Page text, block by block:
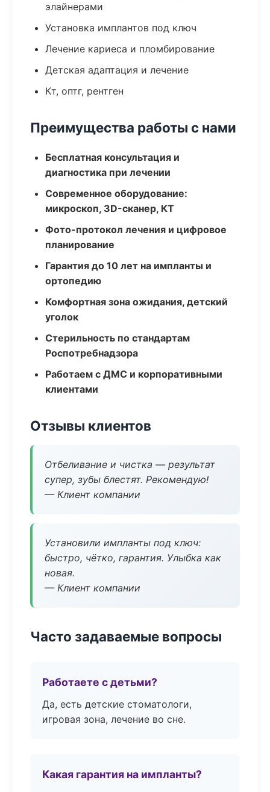
элайнерами
Установка имплантов под ключ
Лечение кариеса и пломбирование
Детская адаптация и лечение
Кт, оптг, рентген
Преимущества работы с нами
Бесплатная консультация и
диагностика при лечении
Современное оборудование:
микроскоп, 3D-сканер, КТ
Фото-протокол лечения и цифровое
планирование
Гарантия до 10 лет на импланты и
ортопедию
Комфортная зона ожидания, детский
уголок
Стерильность по стандартам
Роспотребнадзора
Работаем с ДМС и корпоративными
клиентами
Отзывы клиентов
Отбеливание и чистка — результат
супер, зубы блестят. Рекомендую!
— Клиент компании
Установили импланты под ключ:
быстро, чётко, гарантия. Улыбка как
новая.
— Клиент компании
Часто задаваемые вопросы
Работаете с детьми?
Да, есть детские стоматологи,
игровая зона, лечение во сне.
Какая гарантия на импланты?